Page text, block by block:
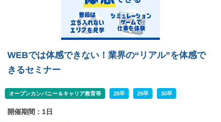
WEBでは体感できない！業界の“リアル”を体感で
きるセミナー
オープンカンパニー＆キャリア教育等 28卒 29卒 30卒
開催期間：1日